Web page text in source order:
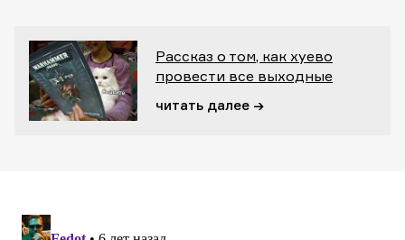
Рассказ о том, как хуево
провести все выходные
читать далее →